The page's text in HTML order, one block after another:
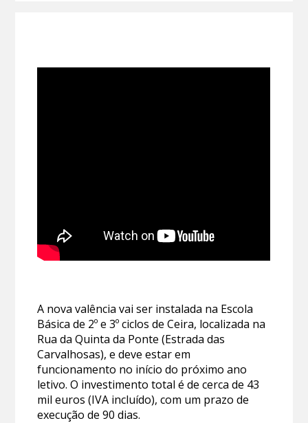
A nova valência vai ser instalada na Escola
Básica de 2º e 3º ciclos de Ceira, localizada na
Rua da Quinta da Ponte (Estrada das
Carvalhosas), e deve estar em
funcionamento no início do próximo ano
letivo. O investimento total é de cerca de 43
mil euros (IVA incluído), com um prazo de
execução de 90 dias.